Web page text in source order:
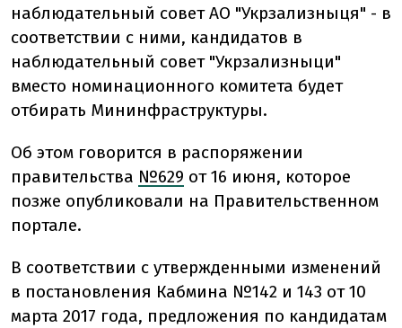
наблюдательный совет АО "Укрзализныця" - в
соответствии с ними, кандидатов в
наблюдательный совет "Укрзализныци"
вместо номинационного комитета будет
отбирать Мининфраструктуры.
Об этом говорится в распоряжении
правительства №629 от 16 июня, которое
позже опубликовали на Правительственном
портале.
В соответствии с утвержденными изменений
в постановления Кабмина №142 и 143 от 10
марта 2017 года, предложения по кандидатам